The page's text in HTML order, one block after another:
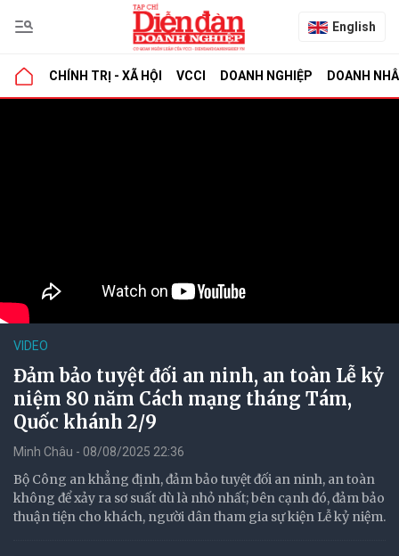
English
CHÍNH TRỊ - XÃ HỘI VCCI DOANH NGHIỆP DOANH
VIDEO
Đảm bảo tuyệt đối an ninh, an toàn Lễ kỷ
niệm 80 năm Cách mạng tháng Tám,
Quốc khánh 2/9
Minh Châu - 08/08/2025 22:36
Bộ Công an khẳng định, đảm bảo tuyệt đối an ninh, an toàn
không để xảy ra sơ suất dù là nhỏ nhất; bên cạnh đó, đảm bảo
thuận tiện cho khách, người dân tham gia sự kiện Lễ kỷ niệm.